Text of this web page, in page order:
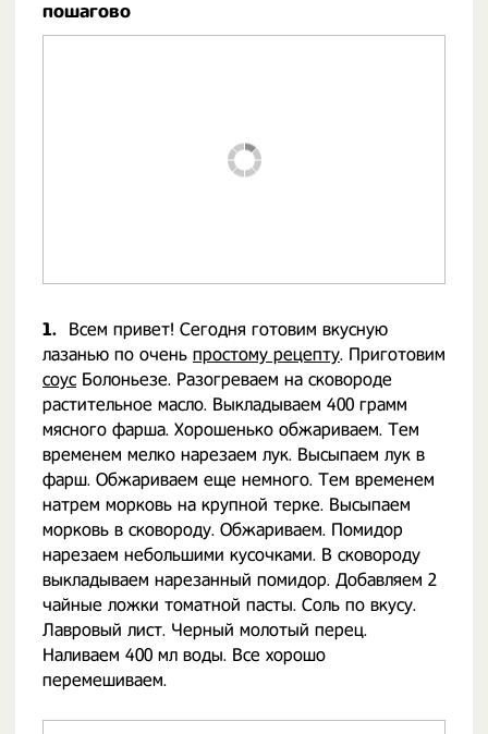
пошагово
1.
Всем привет! Сегодня готовим вкусную
лазанью по очень простому рецепту. Приготовим
соус Болоньезе. Разогреваем на сковороде
растительное масло. Выкладываем 400 грамм
мясного фарша. Хорошенько обжариваем. Тем
временем мелко нарезаем лук. Высыпаем лук в
фарш. Обжариваем еще немного. Тем временем
натрем морковь на крупной терке. Высыпаем
морковь в сковороду. Обжариваем. Помидор
нарезаем небольшими кусочками. В сковороду
выкладываем нарезанный помидор. Добавляем 2
чайные ложки томатной пасты. Соль по вкусу.
Лавровый лист. Черный молотый перец.
Наливаем 400 мл воды. Все хорошо
перемешиваем.